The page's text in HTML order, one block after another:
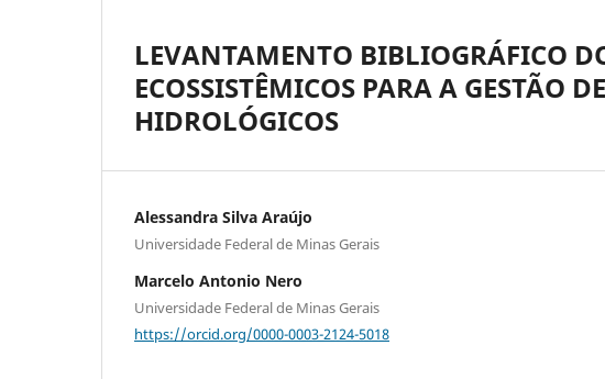
LEVANTAMENTO BIBLIOGRÁFICO
ECOSSISTÊMICOS PARA A GESTÃO
HIDROLÓGICOS
Alessandra Silva Araújo
Universidade Federal de Minas Gerais
Marcelo Antonio Nero
Universidade Federal de Minas Gerais
https://orcid.org/0000-0003-2124-5018